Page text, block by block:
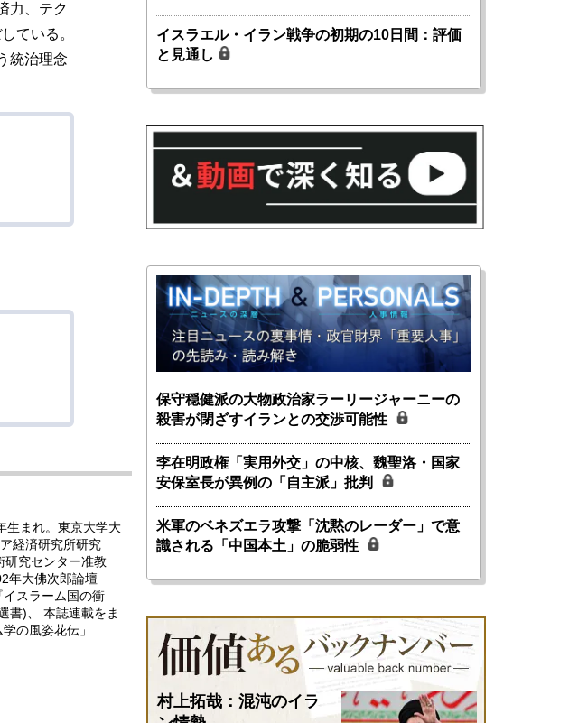
力、テク
ている。
統治理念
生まれ。東京大学大
経済研究所研究
研究センター准教
年大佛次郎論壇
スラーム国の衝
書)、 本誌連載をま
の風姿花伝」
イスラエル・イラン戦争の初期の10日間：評価
と見通し
保守穏健派の大物政治家ラーリージャーニーの
殺害が閉ざすイランとの交渉可能性
李在明政権「実用外交」の中核、魏聖洛・国家
安保室長が異例の「自主派」批判
米軍のベネズエラ攻撃「沈黙のレーダー」で意
識される「中国本土」の脆弱性
村上拓哉：混沌のイラ